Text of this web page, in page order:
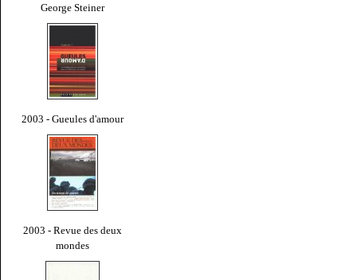
George Steiner
2003 - Gueules d'amour
2003 - Revue des deux
mondes